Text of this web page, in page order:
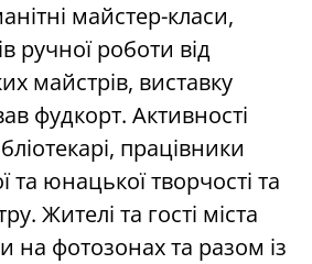
майстер-класи,
ручної роботи від
майстрів, виставку
фудкорт. Активності
працівники
та юнацької творчості та
Жителі та гості міста
на фотозонах та разом із